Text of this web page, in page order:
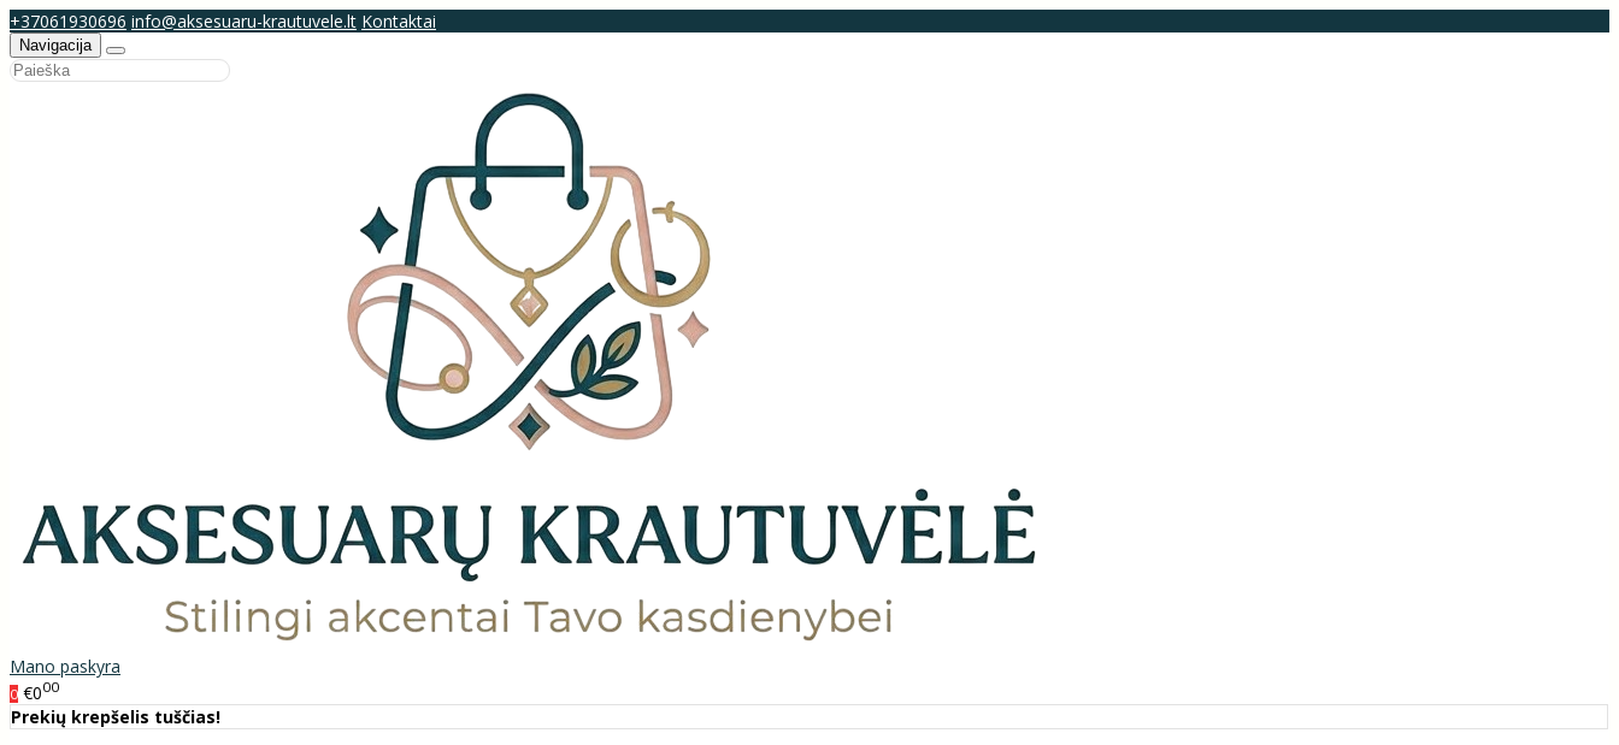
+37061930696 info@aksesuaru-krautuvele.lt Kontaktai
Navigacija
Mano paskyra
0 €000
Prekių krepšelis tuščias!